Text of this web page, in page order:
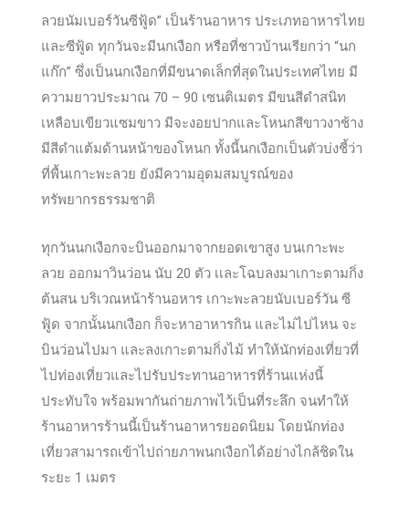
ลวยนัมเบอร์วันซีฟู้ด” เป็นร้านอาหาร ประเภทอาหารไทย
และซีฟู้ด ทุกวันจะมีนกเงือก หรือที่ชาวบ้านเรียกว่า “นก
แก๊ก” ซึ่งเป็นนกเงือกที่มีขนาดเล็กที่สุดในประเทศไทย มี
ความยาวประมาณ 70 – 90 เซนติเมตร มีขนสีดำสนิท
เหลือบเขียวแซมขาว มีจะงอยปากและโหนกสีขาวงาช้าง
มีสีดำแต้มด้านหน้าของโหนก ทั้งนี้นกเงือกเป็นตัวบ่งชี้ว่า
ที่พื้นเกาะพะลวย ยังมีความอุดมสมบูรณ์ของ
ทรัพยากรธรรมชาติ
ทุกวันนกเงือกจะบินออกมาจากยอดเขาสูง บนเกาะพะ
ลวย ออกมาวินว่อน นับ 20 ตัว เเละโฉบลงมาเกาะตามกิ่ง
ต้นสน บริเวณหน้าร้านอหาร เกาะพะลวยนับเบอร์วัน ซี
ฟู้ด จากนั้นนกเงือก ก็จะหาอาหารกิน และไม่ไปไหน จะ
บินว่อนไปมา และลงเกาะตามกิ่งไม้ ทำให้นักท่องเที่ยวที่
ไปท่องเที่ยวและไปรับประทานอาหารที่ร้านแห่งนี้
ประทับใจ พร้อมพากันถ่ายภาพไว้เป็นที่ระลึก จนทำให้
ร้านอาหารร้านนี้เป็นร้านอาหารยอดนิยม โดยนักท่อง
เที่ยวสามารถเข้าไปถ่ายภาพนกเงือกได้อย่างไกล้ชิดใน
ระยะ 1 เมตร